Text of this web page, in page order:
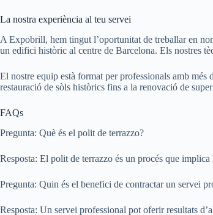
La nostra experiència al teu servei
A Expobrill, hem tingut l’oportunitat de treballar en
un edifici històric al centre de Barcelona. Els nostres
El nostre equip està format per professionals amb
restauració de sòls històrics fins a la renovació de
FAQs
Pregunta: Què és el polit de terrazzo?
Resposta: El polit de terrazzo és un procés que
Pregunta: Quin és el benefici de contractar un servei
Resposta: Un servei professional pot oferir resultats